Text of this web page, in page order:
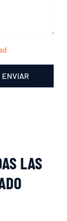
ENVIAR
LAS